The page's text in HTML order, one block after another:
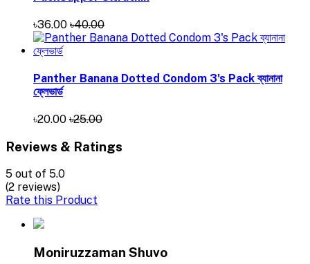
৳36.00 ৳40.00
Panther Banana Dotted Condom 3's Pack ব্যানানা
ফ্লেভার্ড
৳20.00 ৳25.00
Reviews & Ratings
5 out of 5.0
(2 reviews)
Rate this Product
Moniruzzaman Shuvo